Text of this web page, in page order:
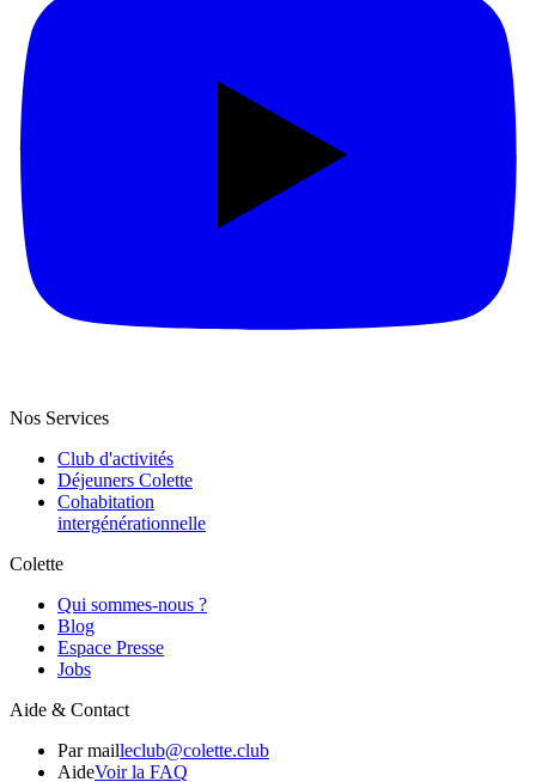
Nos Services
Club d'activités
Déjeuners Colette
Cohabitation
intergénération­nelle
Colette
Qui sommes-nous ?
Blog
Espace Presse
Jobs
Aide & Contact
Par mailleclub@colette.club
AideVoir la FAQ